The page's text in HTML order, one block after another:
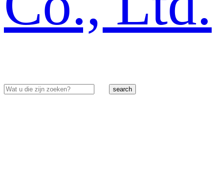
search